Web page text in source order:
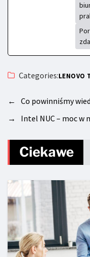
Categories:LENOVO
←
Co powinniśmy
→
Intel NUC – moc w
Ciekawe